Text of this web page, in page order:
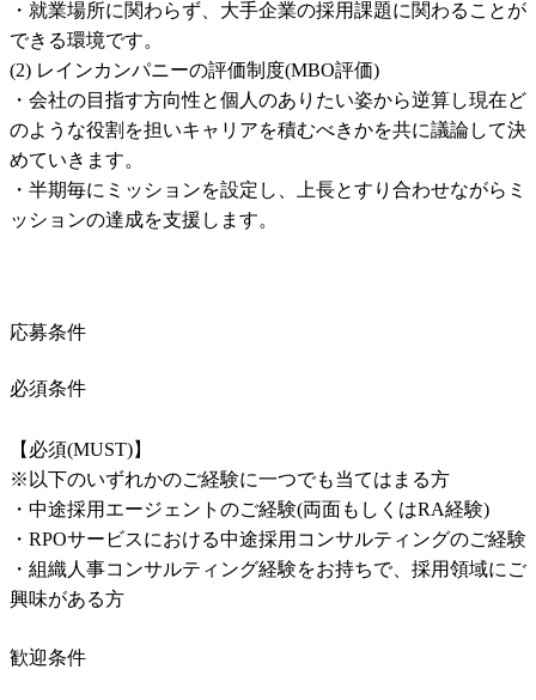
・就業場所に関わらず、大手企業の採用課題に関わることが
できる環境です。
(2) レインカンパニーの評価制度(MBO評価)
・会社の目指す方向性と個人のありたい姿から逆算し現在ど
のような役割を担いキャリアを積むべきかを共に議論して決
めていきます。
・半期毎にミッションを設定し、上長とすり合わせながらミ
ッションの達成を支援します。
応募条件
必須条件
【必須(MUST)】
※以下のいずれかのご経験に一つでも当てはまる方
・中途採用エージェントのご経験(両面もしくはRA経験)
・RPOサービスにおける中途採用コンサルティングのご経験
・組織人事コンサルティング経験をお持ちで、採用領域にご
興味がある方
歓迎条件